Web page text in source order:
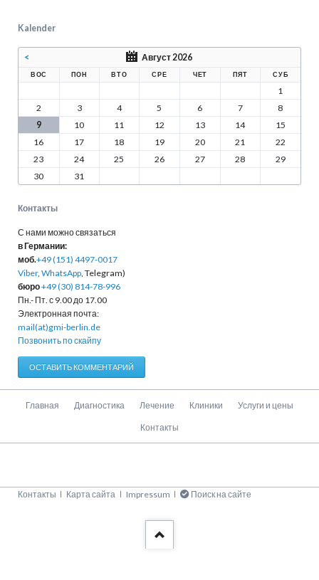
Kalender
< Август 2026
ВОС ПОН ВТО СРЕ ЧЕТ ПЯТ СУБ
1
2
3 4 5 6 7
8
9
10 11 12 13 14
15
16
17 18 19 20 21
22
23
24 25 26 27 28
29
30
31
Контакты
С нами можно связаться
в Германии:
моб.+49 (151) 4497-0017
Viber, WhatsApp, Telegram)
бюро+49 (30) 814-78-996
Пн.- Пт. с 9.00 до 17.00
Электронная почта:
mail(at)gmi-berlin.de
Позвонить по скайпу
ОСТАВИТЬ КОММЕНТАРИЙ
Пропустить
Главная Диагностика Лечение Клиники Услуги и цены
Контакты
Пропустить
Контакты Карта сайта Impressum Поиск на сайте